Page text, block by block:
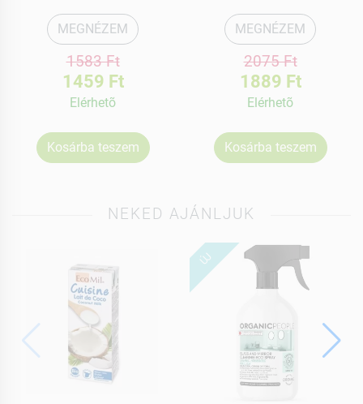
MEGNÉZEM
1583 Ft
1459 Ft
Elérhetõ
Kosárba teszem
MEGNÉZEM
2075 Ft
1889 Ft
Elérhetõ
Kosárba teszem
NEKED AJÁNLJUK
ÚJ